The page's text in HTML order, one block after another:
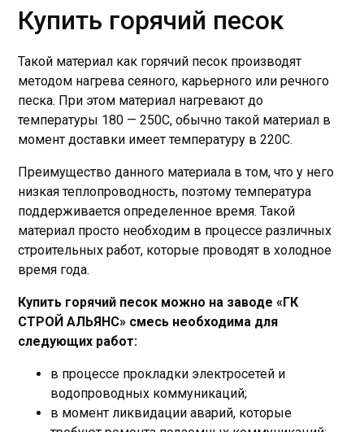
Купить горячий песок
Такой материал как горячий песок производят
методом нагрева сеяного, карьерного или речного
песка. При этом материал нагревают до
температуры 180 — 250С, обычно такой материал в
момент доставки имеет температуру в 220С.
Преимущество данного материала в том, что у него
низкая теплопроводность, поэтому температура
поддерживается определенное время. Такой
материал просто необходим в процессе различных
строительных работ, которые проводят в холодное
время года.
Купить горячий песок можно на заводе «ГК
СТРОЙ АЛЬЯНС» смесь необходима для
следующих работ:
в процессе прокладки электросетей и
водопроводных коммуникаций;
в момент ликвидации аварий, которые